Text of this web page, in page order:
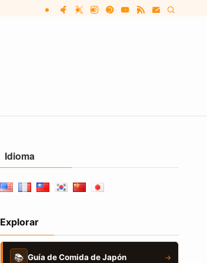
Idioma
Explorar
📚 Guía de Comida de Japón →